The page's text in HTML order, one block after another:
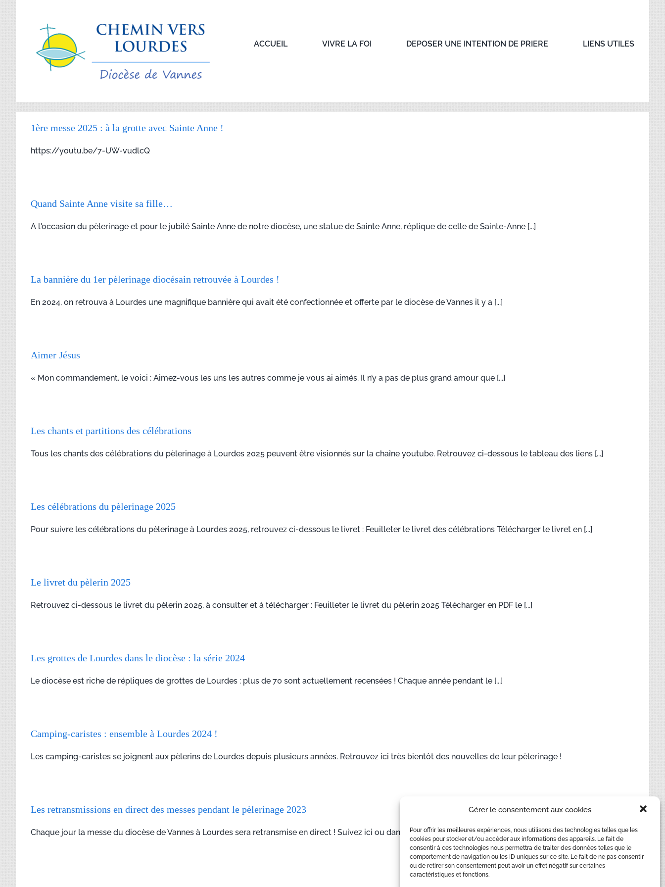
Gérer le consentement aux cookies
Pour offrir les meilleures expériences, nous utilisons des technologies telles que les
cookies pour stocker et/ou accéder aux informations des appareils. Le fait de
consentir à ces technologies nous permettra de traiter des données telles que le
comportement de navigation ou les ID uniques sur ce site. Le fait de ne pas consentir
ou de retirer son consentement peut avoir un effet négatif sur certaines
caractéristiques et fonctions.
ACCUEIL VIVRE LA FOI DEPOSER UNE INTENTION DE PRIERE LIENS UTILES
1ère messe 2025 : à la grotte avec Sainte Anne !
https://youtu.be/7-UW-vudlcQ
Quand Sainte Anne visite sa fille…
A l'occasion du pèlerinage et pour le jubilé Sainte Anne de notre diocèse, une statue de Sainte Anne, réplique de celle de Sainte-Anne [...]
La bannière du 1er pèlerinage diocésain retrouvée à Lourdes !
En 2024, on retrouva à Lourdes une magnifique bannière qui avait été confectionnée et offerte par le diocèse de Vannes il y a [...]
Aimer Jésus
« Mon commandement, le voici : Aimez-vous les uns les autres comme je vous ai aimés. Il n’y a pas de plus grand amour que [...]
Les chants et partitions des célébrations
Tous les chants des célébrations du pèlerinage à Lourdes 2025 peuvent être visionnés sur la chaîne youtube. Retrouvez ci-dessous le tableau des liens [...]
Les célébrations du pèlerinage 2025
Pour suivre les célébrations du pèlerinage à Lourdes 2025, retrouvez ci-dessous le livret : Feuilleter le livret des célébrations Télécharger le livret en [...]
Le livret du pèlerin 2025
Retrouvez ci-dessous le livret du pèlerin 2025, à consulter et à télécharger : Feuilleter le livret du pèlerin 2025 Télécharger en PDF le [...]
Les grottes de Lourdes dans le diocèse : la série 2024
Le diocèse est riche de répliques de grottes de Lourdes : plus de 70 sont actuellement recensées ! Chaque année pendant le [...]
Camping-caristes : ensemble à Lourdes 2024 !
Les camping-caristes se joignent aux pèlerins de Lourdes depuis plusieurs années. Retrouvez ici très bientôt des nouvelles de leur pèlerinage !
Les retransmissions en direct des messes pendant le pèlerinage 2023
Chaque jour la messe du diocèse de Vannes à Lourdes sera retransmise en direct ! Suivez ici ou dans l'agenda du site les [...]